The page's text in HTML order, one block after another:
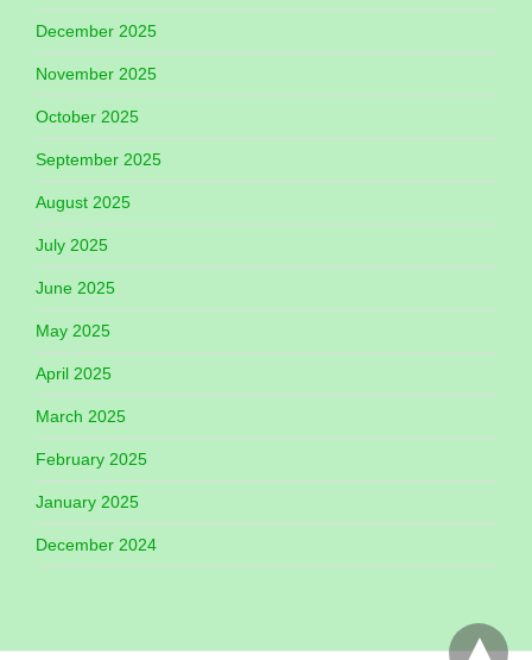
December 2025
November 2025
October 2025
September 2025
August 2025
July 2025
June 2025
May 2025
April 2025
March 2025
February 2025
January 2025
December 2024